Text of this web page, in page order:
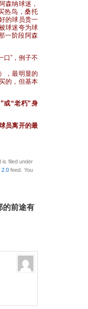
森纳球迷，
热鸟，桑托
的球员贵一
球迷夸为球
一阶段阿森
口”，例子不
，最明显的
的，但基本
或“老朽”身
员离开的最
is filed under
2.0feed. You
的前途有